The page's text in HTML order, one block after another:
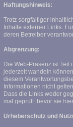
Haftungshinweis:
Trotz sorgfältiger
Inhalte externer Links. Für den
deren Betreiber
Abgrenzung:
Die Web-Präsenz ist Teil
jederzeit wandeln
diesem
Informationen nicht
Dass die Links weder gegen Sitten noch
Urheberschutz und